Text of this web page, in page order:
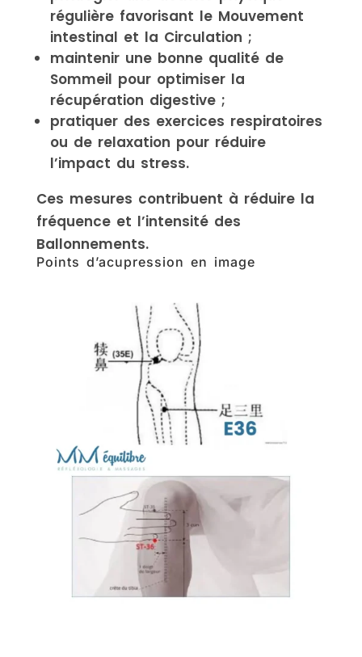
régulière favorisant le Mouvement
intestinal et la Circulation ;
maintenir une bonne qualité de
Sommeil pour optimiser la
récupération digestive ;
pratiquer des exercices respiratoires
ou de relaxation pour réduire
l’impact du stress.
Ces mesures contribuent à réduire la
fréquence et l’intensité des
Ballonnements.
Points d’acupression en image